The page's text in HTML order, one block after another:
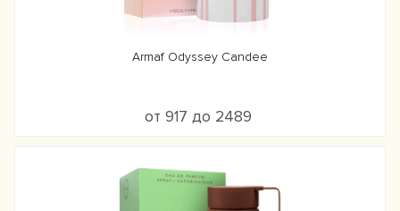
Armaf Odyssey Candee
от 917 до 2489